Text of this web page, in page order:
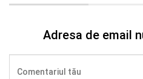
Adresa de email